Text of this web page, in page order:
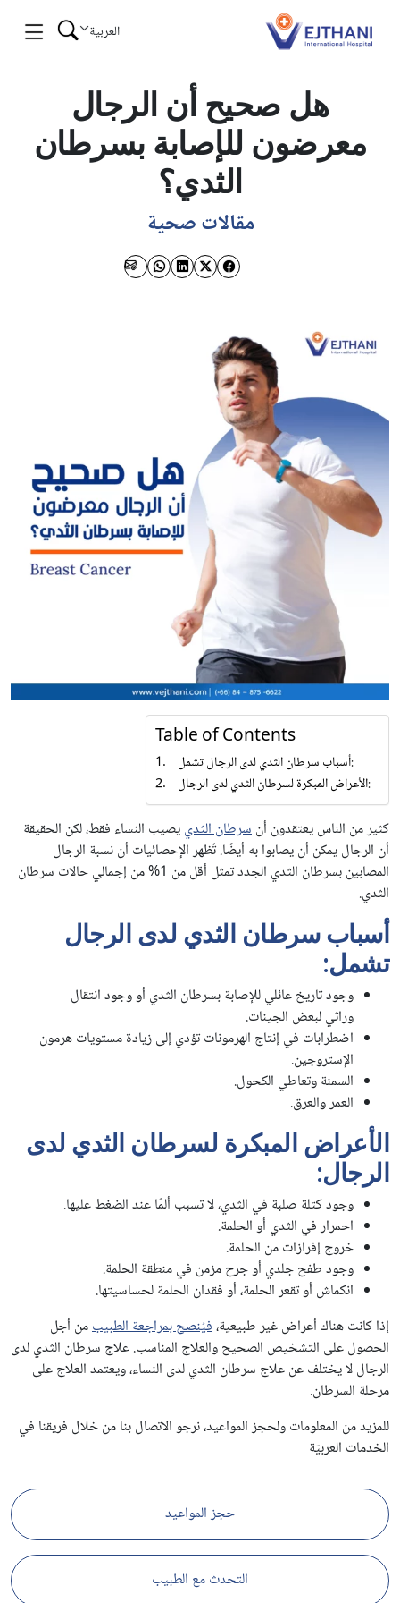
العربية
هل صحيح أن الرجال
معرضون للإصابة بسرطان
الثدي؟
مقالات صحية
Table of Contents
أسباب سرطان الثدي لدى الرجال تشمل:
الأعراض المبكرة لسرطان الثدي لدى الرجال:
كثير من الناس يعتقدون أنسرطان الثدييصيب النساء فقط، لكن الحقيقة
أن الرجال يمكن أن يصابوا به أيضًا. تُظهر الإحصائيات أن نسبة الرجال
المصابين بسرطان الثدي الجدد تمثل أقل من 1% من إجمالي حالات سرطان
الثدي.
أسباب سرطان الثدي لدى الرجال
تشمل:
وجود تاريخ عائلي للإصابة بسرطان الثدي أو وجود انتقال
وراثي لبعض الجينات.
اضطرابات في إنتاج الهرمونات تؤدي إلى زيادة مستويات هرمون
الإستروجين.
السمنة وتعاطي الكحول.
العمر والعرق.
الأعراض المبكرة لسرطان الثدي لدى
الرجال:
وجود كتلة صلبة في الثدي، لا تسبب ألمًا عند الضغط عليها.
احمرار في الثدي أو الحلمة.
خروج إفرازات من الحلمة.
وجود طفح جلدي أو جرح مزمن في منطقة الحلمة.
انكماش أو تقعر الحلمة، أو فقدان الحلمة لحساسيتها.
إذا كانت هناك أعراض غير طبيعية،فيُنصح بمراجعة الطبيبمن أجل
الحصول على التشخيص الصحيح والعلاج المناسب. علاج سرطان الثدي لدى
الرجال لا يختلف عن علاج سرطان الثدي لدى النساء، ويعتمد العلاج على
مرحلة السرطان.
للمزيد من المعلومات ولحجز المواعيد، نرجو الاتصال بنا من خلال فريقنا في
الخدمات العربيّة
حجز المواعيد
التحدث مع الطبيب